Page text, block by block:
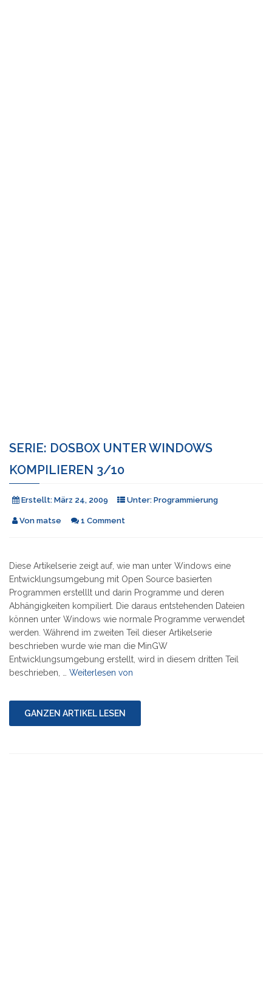
SERIE: DOSBOX UNTER WINDOWS
KOMPILIEREN 3/10
Erstellt: März 24, 2009 Unter: Programmierung
Von matse 1 Comment
Diese Artikelserie zeigt auf, wie man unter Windows eine
Entwicklungsumgebung mit Open Source basierten
Programmen erstelllt und darin Programme und deren
Abhängigkeiten kompiliert. Die daraus entstehenden Dateien
können unter Windows wie normale Programme verwendet
werden. Während im zweiten Teil dieser Artikelserie
beschrieben wurde wie man die MinGW
Entwicklungsumgebung erstellt, wird in diesem dritten Teil
beschrieben, … Weiterlesen von
unter
kompilieren
GANZEN ARTIKEL LESEN